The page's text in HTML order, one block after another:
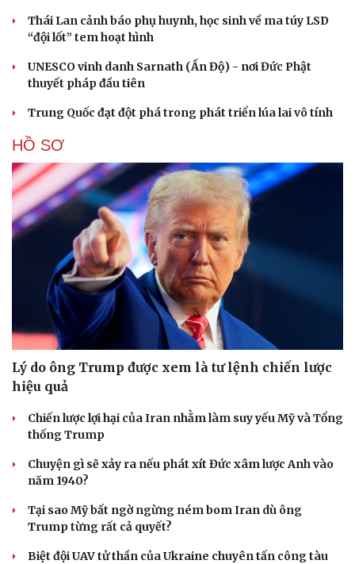
Thái Lan cảnh báo phụ huynh, học sinh về ma túy LSD
“đội lốt” tem hoạt hình
UNESCO vinh danh Sarnath (Ấn Độ) - nơi Đức Phật
thuyết pháp đầu tiên
Trung Quốc đạt đột phá trong phát triển lúa lai vô tính
HỒ SƠ
Lý do ông Trump được xem là tư lệnh chiến lược
hiệu quả
Chiến lược lợi hại của Iran nhằm làm suy yếu Mỹ và Tổng
thống Trump
Chuyện gì sẽ xảy ra nếu phát xít Đức xâm lược Anh vào
năm 1940?
Tại sao Mỹ bất ngờ ngừng ném bom Iran dù ông
Trump từng rất cả quyết?
Biệt đội UAV tử thần của Ukraine chuyên tấn công tàu